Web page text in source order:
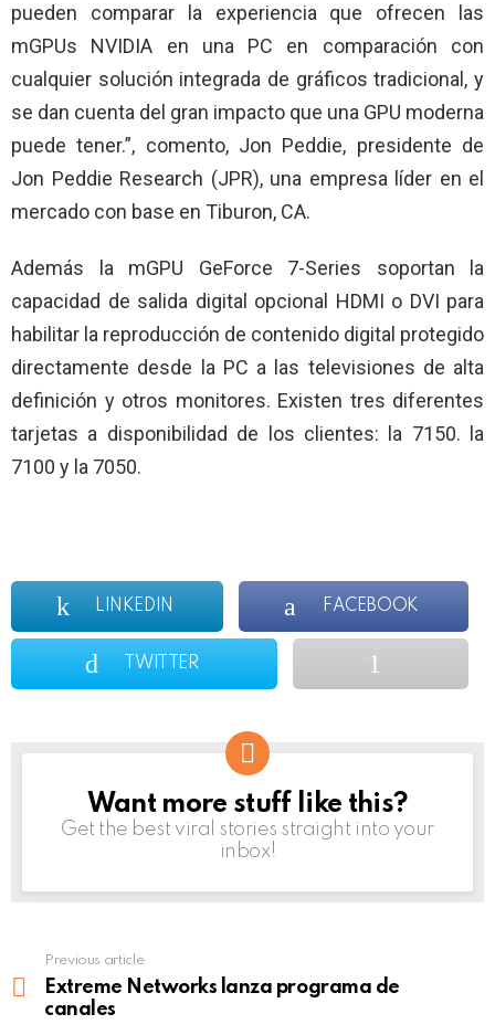
pueden comparar la experiencia que ofrecen las
mGPUs NVIDIA en una PC en comparación con
cualquier solución integrada de gráficos tradicional, y
se dan cuenta del gran impacto que una GPU moderna
puede tener.”, comento, Jon Peddie, presidente de
Jon Peddie Research (JPR), una empresa líder en el
mercado con base en Tiburon, CA.
Además la mGPU GeForce 7-Series soportan la
capacidad de salida digital opcional HDMI o DVI para
habilitar la reproducción de contenido digital protegido
directamente desde
la PC a las televisiones de alta
definición y otros monitores. Existen tres diferentes
tarjetas a disponibilidad de los clientes: la 7150. la
7100 y la 7050.
LINKEDIN FACEBOOK
TWITTER
NEWSLETTER
Want more stuff like this?
Get the best viral stories straight into your
inbox!
more
Previous article
Extreme Networks lanza programa de
canales